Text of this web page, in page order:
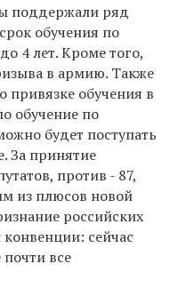
поддержали ряд
обучения по
4 лет. Кроме того,
в армию. Также
привязке обучения в
обучение по
будет поступать
За принятие
против - 87,
из плюсов новой
российских
сейчас
все